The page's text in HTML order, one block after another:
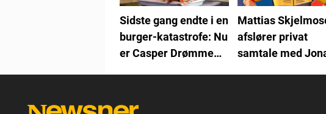
Sidste gang endte i en
burger-katastrofe: Nu
er Casper Drømme
Mattias
afslører privat
samtale med